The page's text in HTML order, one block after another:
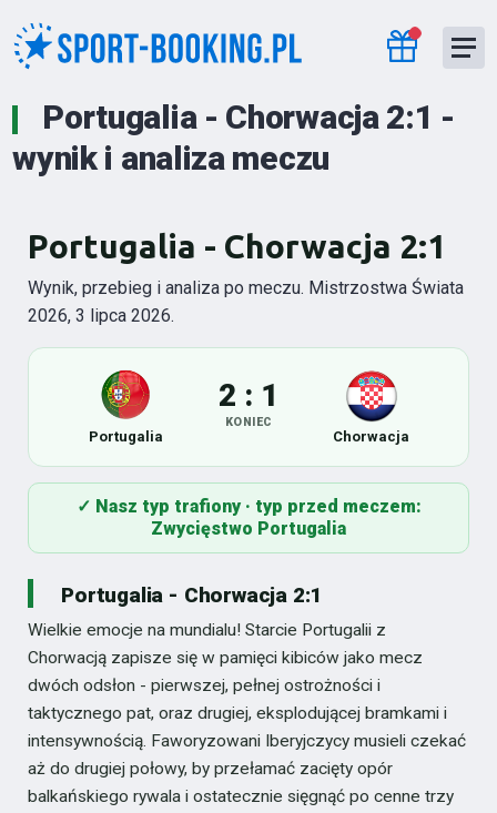
Portugalia - Chorwacja 2:1 -
wynik i analiza meczu
Portugalia - Chorwacja 2:1
Wynik, przebieg i analiza po meczu. Mistrzostwa Świata
2026, 3 lipca 2026.
Portugalia
2 : 1
KONIEC
Chorwacja
✓ Nasz typ trafiony · typ przed meczem:
Zwycięstwo Portugalia
Portugalia - Chorwacja 2:1
Wielkie emocje na mundialu! Starcie Portugalii z
Chorwacją zapisze się w pamięci kibiców jako mecz
dwóch odsłon - pierwszej, pełnej ostrożności i
taktycznego pat, oraz drugiej, eksplodującej bramkami i
intensywnością. Faworyzowani Iberyjczycy musieli czekać
aż do drugiej połowy, by przełamać zacięty opór
balkańskiego rywala i ostatecznie sięgnąć po cenne trzy